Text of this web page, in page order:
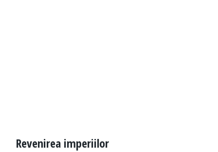
Revenirea imperiilor